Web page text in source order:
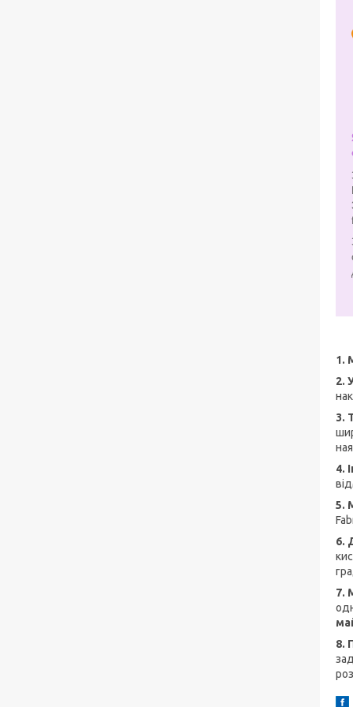
1.
2.
3.
4.
5.
6.
7.
8.